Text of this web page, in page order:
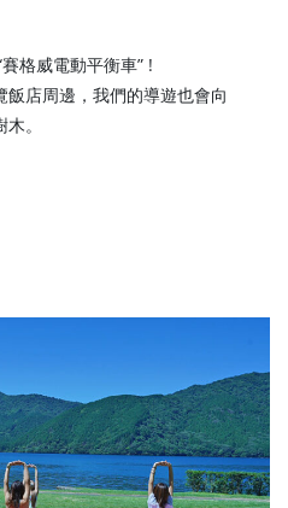
格威電動平衡車” !
店周邊，我們的導遊也會向
。